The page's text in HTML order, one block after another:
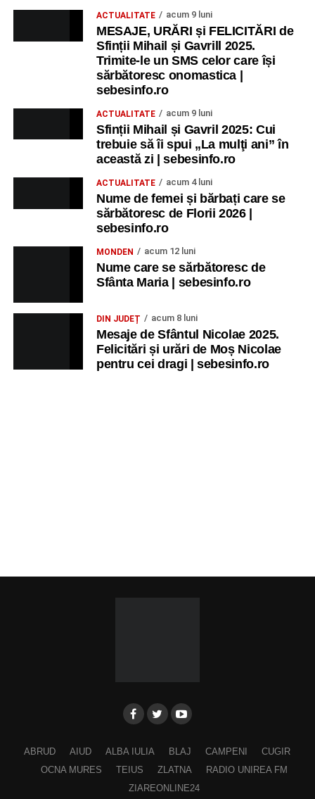
ACTUALITATE acum 9 luni
MESAJE, URĂRI și FELICITĂRI de
Sfinții Mihail și Gavrill 2025.
Trimite-le un SMS celor care își
sărbătoresc onomastica |
sebesinfo.ro
ACTUALITATE acum 9 luni
Sfinții Mihail și Gavril 2025: Cui
trebuie să îi spui „La mulţi ani” în
această zi | sebesinfo.ro
ACTUALITATE acum 4 luni
Nume de femei și bărbați care se
sărbătoresc de Florii 2026 |
sebesinfo.ro
MONDEN acum 12 luni
Nume care se sărbătoresc de
Sfânta Maria | sebesinfo.ro
DIN JUDEȚ acum 8 luni
Mesaje de Sfântul Nicolae 2025.
Felicitări și urări de Moș Nicolae
pentru cei dragi | sebesinfo.ro
ABRUD AIUD ALBA IULIA BLAJ CAMPENI
CUGIR
OCNA MURES
TEIUS ZLATNA
RADIO UNIREA FM
ZIAREONLINE24